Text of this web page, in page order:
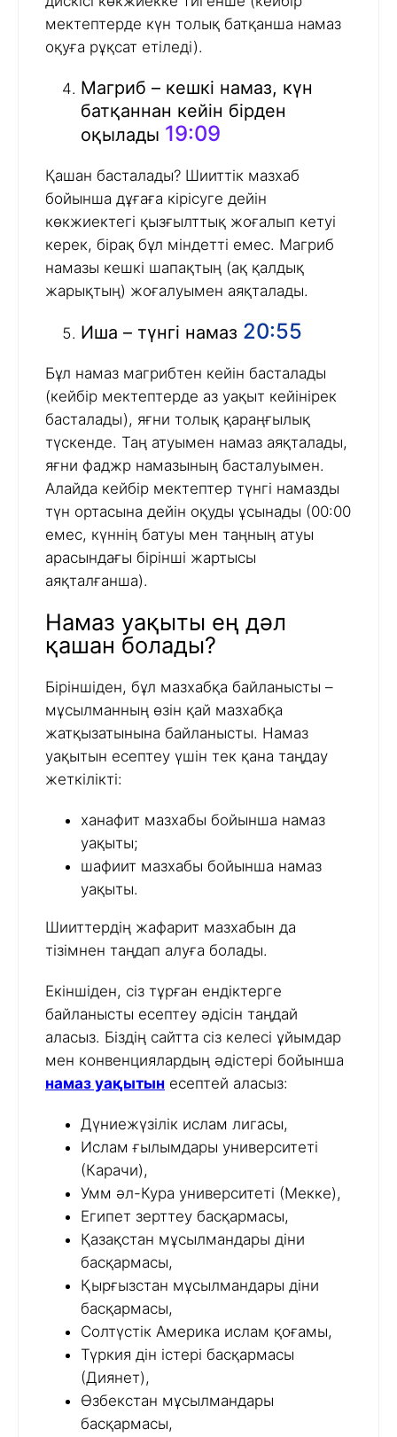
мектептерде күн толық батқанша намаз
оқуға рұқсат етіледі).
Магриб – кешкі намаз, күн
батқаннан кейін бірден
оқылады 19:09
Қашан басталады? Шииттік мазхаб
бойынша дұғаға кірісуге дейін
көкжиектегі қызғылттық жоғалып кетуі
керек, бірақ бұл міндетті емес. Магриб
намазы кешкі шапақтың (ақ қалдық
жарықтың) жоғалуымен аяқталады.
Иша – түнгі намаз 20:55
Бұл намаз магрибтен кейін басталады
(кейбір мектептерде аз уақыт кейінірек
басталады), яғни толық қараңғылық
түскенде. Таң атуымен намаз аяқталады,
яғни фаджр намазының басталуымен.
Алайда кейбір мектептер түнгі намазды
түн ортасына дейін оқуды ұсынады (00:00
емес, күннің батуы мен таңның атуы
арасындағы бірінші жартысы
аяқталғанша).
Намаз уақыты ең дәл
қашан болады?
Біріншіден, бұл мазхабқа байланысты –
мұсылманның өзін қай мазхабқа
жатқызатынына байланысты. Намаз
уақытын есептеу үшін тек қана таңдау
жеткілікті:
ханафит мазхабы бойынша намаз
уақыты;
шафиит мазхабы бойынша намаз
уақыты.
Шииттердің жафарит мазхабын да
тізімнен таңдап алуға болады.
Екіншіден, сіз тұрған ендіктерге
байланысты есептеу әдісін таңдай
аласыз. Біздің сайтта сіз келесі ұйымдар
мен конвенциялардың әдістері бойынша
намаз уақытын есептей аласыз:
Дүниежүзілік ислам лигасы,
Ислам ғылымдары университеті
(Карачи),
Умм әл-Кура университеті (Мекке),
Египет зерттеу басқармасы,
Қазақстан мұсылмандары діни
басқармасы,
Қырғызстан мұсылмандары діни
басқармасы,
Солтүстік Америка ислам қоғамы,
Түркия дін істері басқармасы
(Диянет),
Өзбекстан мұсылмандары
басқармасы,